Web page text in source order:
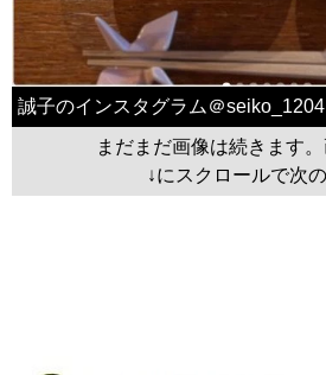
誠子のインスタグラム＠seiko_1204
まだまだ画像は続きます。
↓にスクロールで次